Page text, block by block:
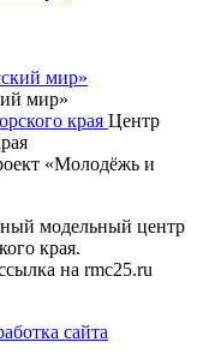
мир»
Центр
«Молодёжь и
модельный центр
края.
на rmc25.ru
сайта